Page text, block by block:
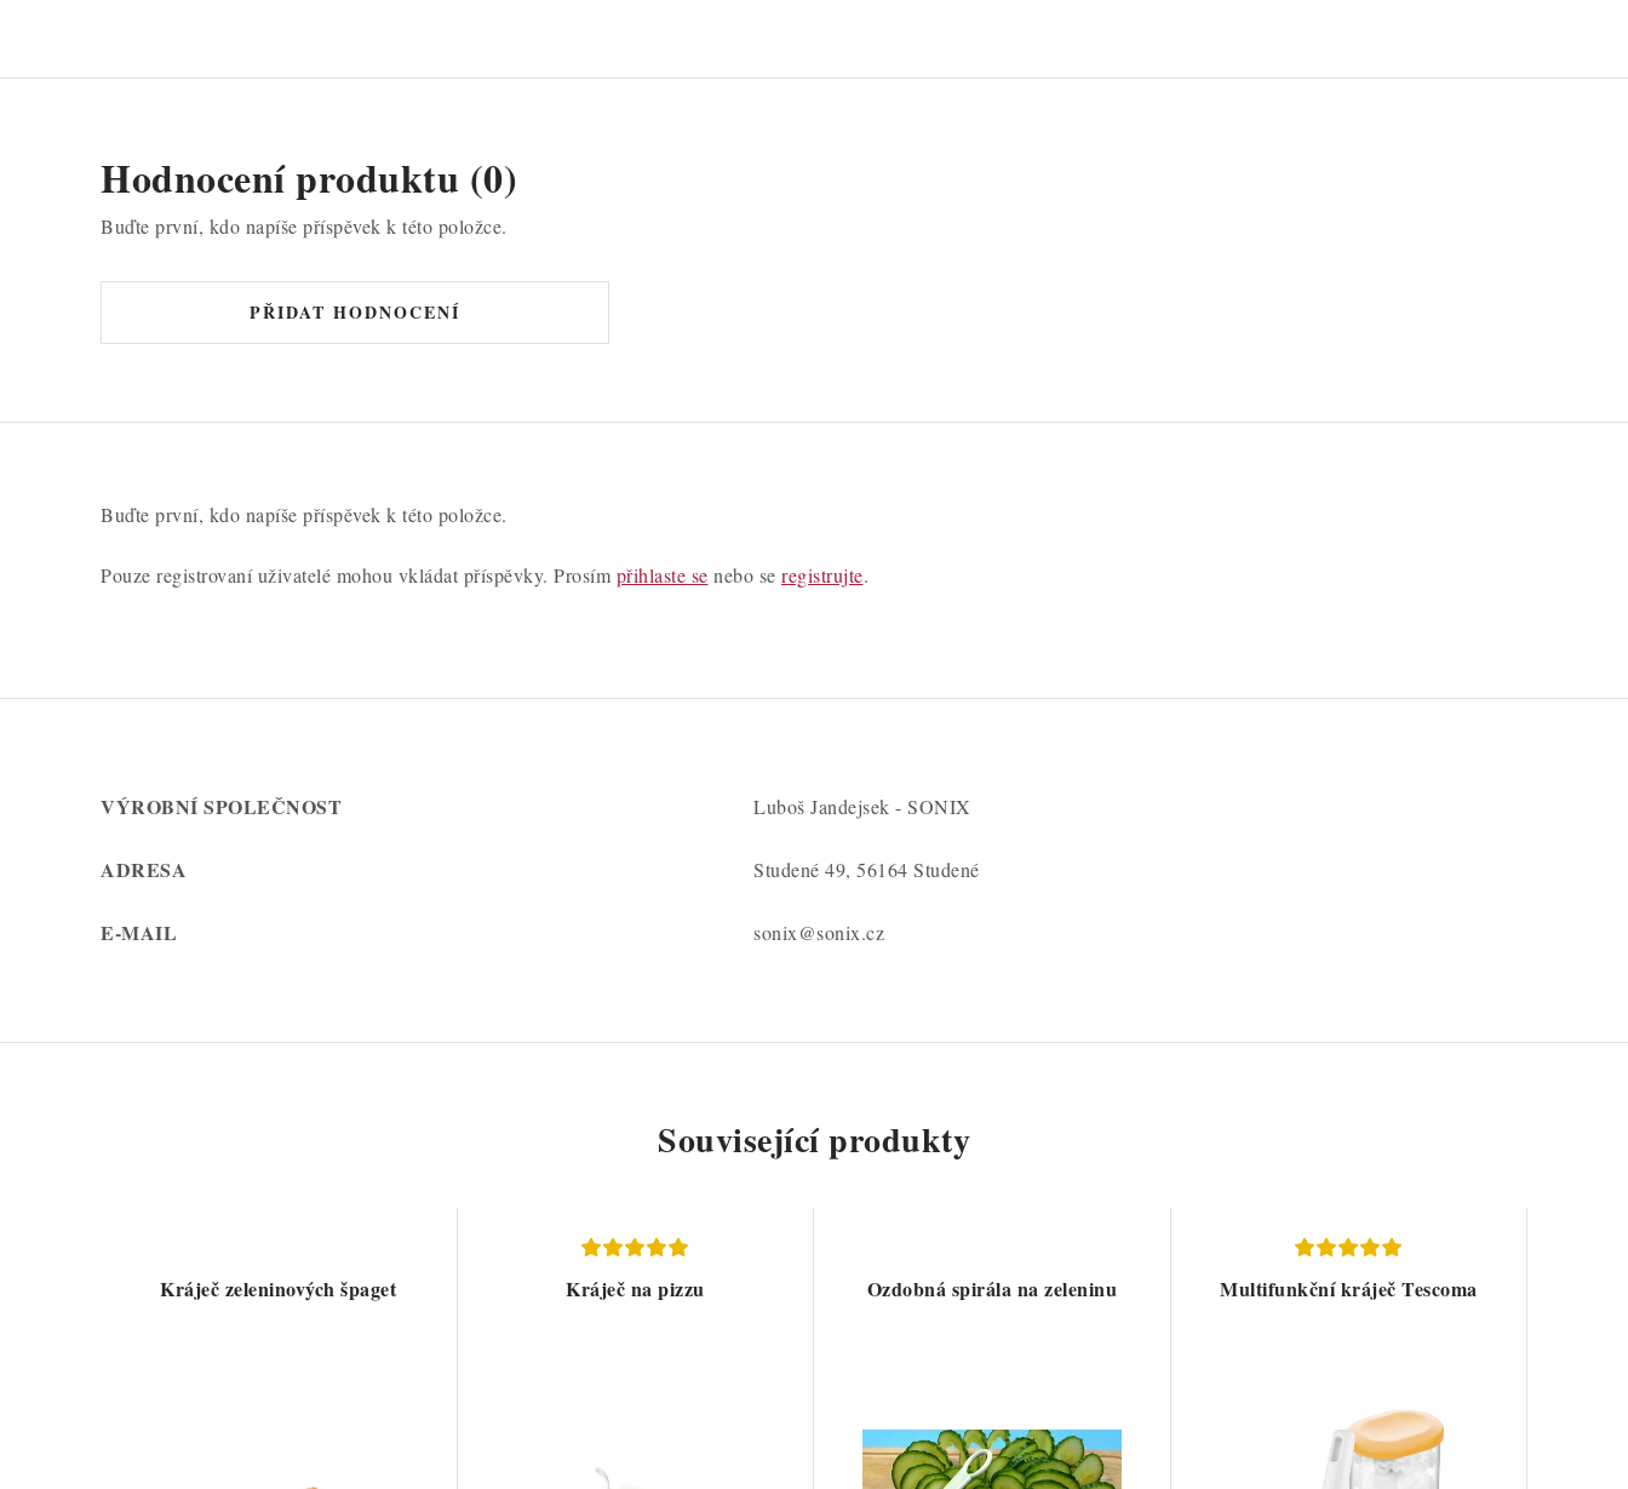
Hodnocení produktu (0)
Buďte první, kdo napíše příspěvek k této položce.
PŘIDAT HODNOCENÍ
Buďte první, kdo napíše příspěvek k této položce.
Pouze registrovaní uživatelé mohou vkládat příspěvky. Prosím přihlaste se nebo se registrujte.
VÝROBNÍ SPOLEČNOST Luboš Jandejsek - SONIX
ADRESA Studené 49, 56164 Studené
E-MAIL sonix@sonix.cz
Související produkty
Kráječ zeleninových špaget Kráječ na pizzu Ozdobná spirála na zeleninu Multifunkční kráječ Tescoma